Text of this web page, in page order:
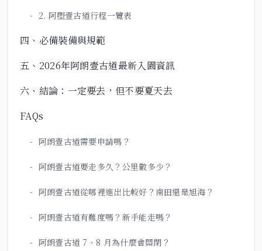
2. 阿塱壹古道行程一覽表
四、必備裝備與規範
五、2026年阿朗壹古道最新入園資訊
六、結論：一定要去，但不要夏天去
FAQs
阿朗壹古道需要申請嗎？
阿朗壹古道要走多久？公里數多少？
阿朗壹古道從哪裡進出比較好？南田還是旭海？
阿朗壹古道有難度嗎？新手能走嗎？
阿朗壹古道 7、8 月為什麼會關閉？